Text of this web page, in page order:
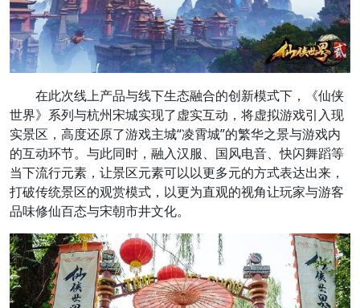
在此次线上产品与线下生态融合的创新模式下，《仙侠
世界》系列与杭州宋城实现了虚实互动，将虚拟游戏引入现
实景区，高度还原了游戏主城“凌霄城”的繁华之景与游戏内
的互动环节。与此同时，融入汉服、国风电音、快闪舞蹈等
当下流行元素，让景区元素可以以更多元的方式表达出来，
打破传统景区的观赏模式，以更为直观的视角让玩家与游客
品味修仙百态与宋朝市井文化。